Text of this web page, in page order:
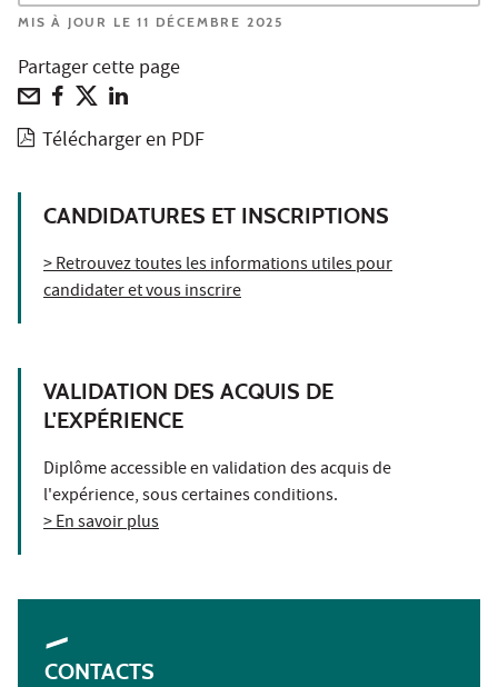
MIS À JOUR LE 11 DÉCEMBRE 2025
Partager cette page
Télécharger en PDF
CANDIDATURES ET INSCRIPTIONS
> Retrouvez toutes les informations utiles pour
candidater et vous inscrire
VALIDATION DES ACQUIS DE
L'EXPÉRIENCE
Diplôme accessible en validation des acquis de
l'expérience, sous certaines conditions.
> En savoir plus
CONTACTS